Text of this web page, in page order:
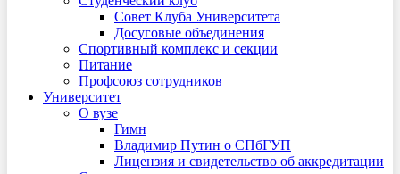
Совет Клуба Университета
Досуговые объединения
Спортивный комплекс и секции
Питание
Профсоюз сотрудников
Университет
О вузе
Гимн
Владимир Путин о СПбГУП
Лицензия и свидетельство об аккредитации